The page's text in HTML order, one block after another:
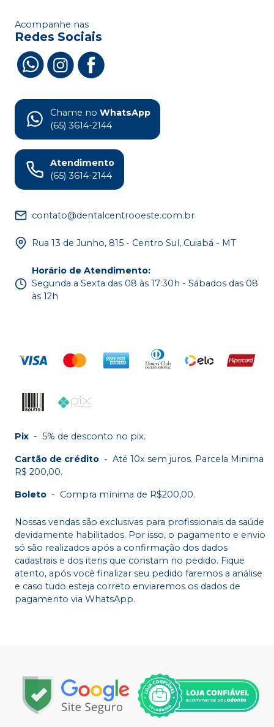
Acompanhe nas
Redes Sociais
Chame no WhatsApp
(65) 3614-2144
Atendimento
(65) 3614-2144
contato@dentalcentrooeste.com.br
Rua 13 de Junho, 815 - Centro Sul, Cuiabá - MT
Horário de Atendimento:
Segunda a Sexta das 08 às 17:30h - Sábados das 08
às 12h
Pix - 5% de desconto no pix.
Cartão de crédito - Até 10x sem juros. Parcela Minima
R$ 200,00.
Boleto - Compra mínima de R$200,00.
Nossas vendas são exclusivas para profissionais da saúde
devidamente habilitados. Por isso, o pagamento e envio
só são realizados após a confirmação dos dados
cadastrais e dos itens que constam no pedido. Fique
atento, após você finalizar seu pedido faremos a análise
e caso tudo esteja correto enviaremos os dados de
pagamento via WhatsApp.